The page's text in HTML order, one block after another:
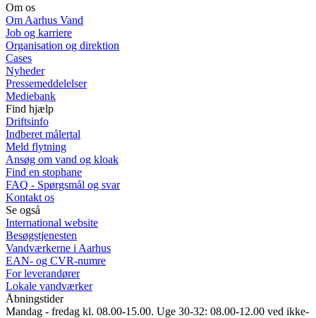
Om os
Om Aarhus Vand
Job og karriere
Organisation og direktion
Cases
Nyheder
Pressemeddelelser
Mediebank
Find hjælp
Driftsinfo
Indberet målertal
Meld flytning
Ansøg om vand og kloak
Find en stophane
FAQ - Spørgsmål og svar
Kontakt os
Se også
International website
Besøgstjenesten
Vandværkerne i Aarhus
EAN- og CVR-numre
For leverandører
Lokale vandværker
Åbningstider
Mandag - fredag kl. 08.00-15.00. Uge 30-32: 08.00-12.00 ved ikke-